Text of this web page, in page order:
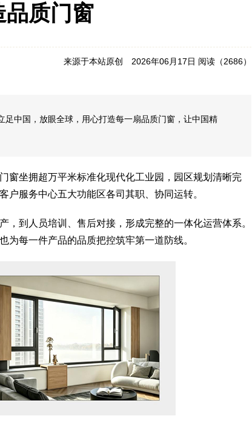
品质门窗
来源于本站原创 2026年06月17日 阅读（2686）
中国，放眼全球，用心打造每一扇品质门窗，让中国精
窗坐拥超万平米标准化现代化工业园，园区规划清晰完
服务中心五大功能区各司其职、协同运转。
到人员培训、售后对接，形成完整的一体化运营体系。
为每一件产品的品质把控筑牢第一道防线。